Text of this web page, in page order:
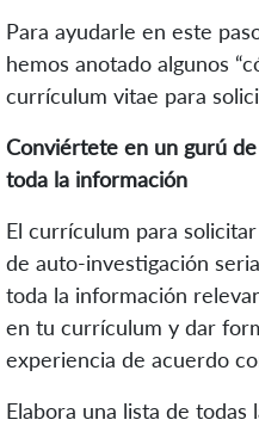
Para ayudarle en este
hemos anotado algunos
currículum vitae para
Conviértete en un gurú
toda la información
El currículum para
de auto-investigación
toda la información
en tu currículum y dar
experiencia de acuerdo
Elabora una lista de todas